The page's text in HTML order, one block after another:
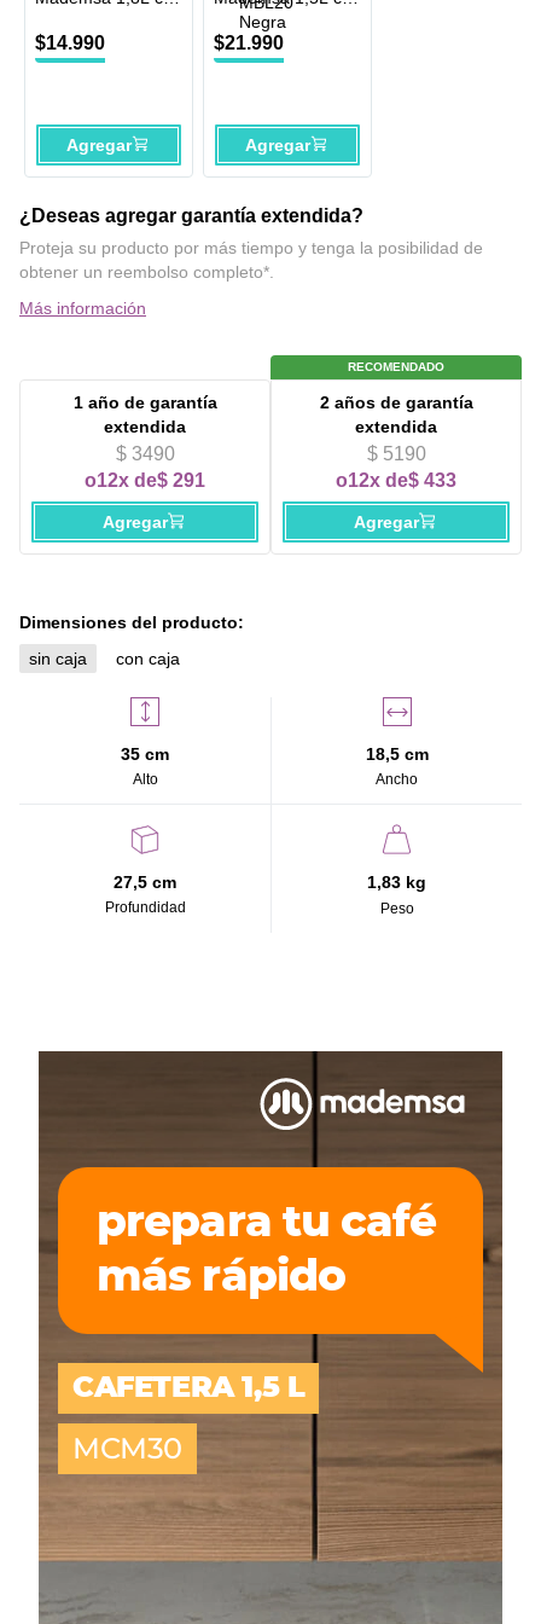
Automático MEK10
Acero Inoxidable
$14.990
Agregar
Jarra de Vidrio y 2
velocidades 400W
MBL20 Negra
$21.990
Agregar
¿Deseas agregar garantía extendida?
Proteja su producto por más tiempo y tenga la posibilidad de
obtener un reembolso completo*.
Más información
1 año de garantía
extendida
$ 3490
o12x de$ 291
Agregar
RECOMENDADO
2 años de garantía
extendida
$ 5190
o12x de$ 433
Agregar
Dimensiones del producto:
sin caja
con caja
35 cm
Alto
18,5 cm
Ancho
27,5 cm
Profundidad
1,83 kg
Peso